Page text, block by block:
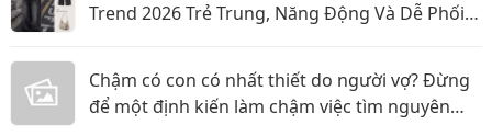
Trend 2026 Trẻ Trung, Năng Động Và Dễ Phối
Chậm có con có nhất thiết do người vợ? Đừng
để một định kiến làm chậm việc tìm nguyên